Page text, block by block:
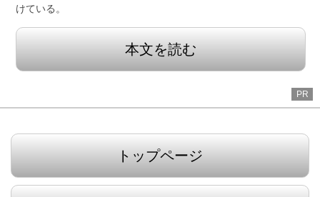
けている。
本文を読む
PR
トップページ